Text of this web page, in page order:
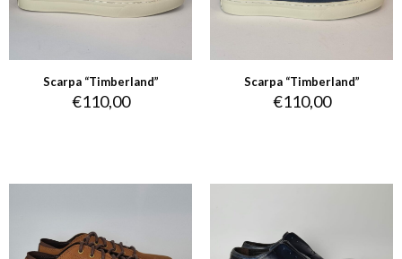
Scarpa “Timberland”
€110,00
Scarpa “Timberland”
€110,00